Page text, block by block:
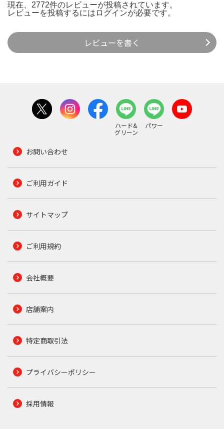
現在、2772件のレビューが投稿されています。
レビューを投稿するには ログインが必要です。
レビューを書く
ハード&
グリーン
パワー
お問い合わせ
ご利用ガイド
サイトマップ
ご利用規約
会社概要
店舗案内
特定商取引法
プライバシーポリシー
採用情報